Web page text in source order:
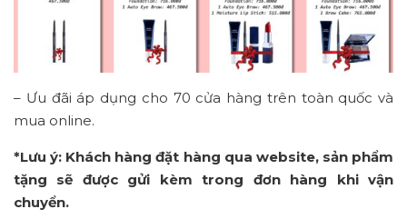
– Ưu đãi áp dụng cho 70 cửa hàng trên toàn quốc và
mua online.
*Lưu ý: Khách hàng đặt hàng qua website, sản phẩm
tặng sẽ được gửi kèm trong đơn hàng khi vận
chuyển.